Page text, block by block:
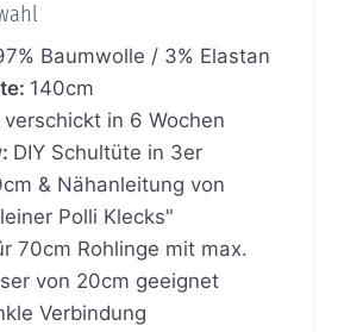
Baumwolle / 3% Elastan
: 140cm
verschickt in 6 Wochen
: DIY Schultüte in 3er
& Nähanleitung von
Polli Klecks"
70cm Rohlinge mit max.
von 20cm geeignet
Verbindung